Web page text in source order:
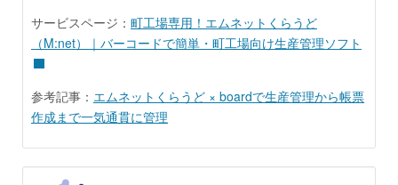
サービスページ： 町工場専用！エムネットくらうど
（M:net）｜バーコードで簡単・町工場向け生産管理ソフト
参考記事： エムネットくらうど × boardで生産管理から帳票
作成まで一気通貫に管理